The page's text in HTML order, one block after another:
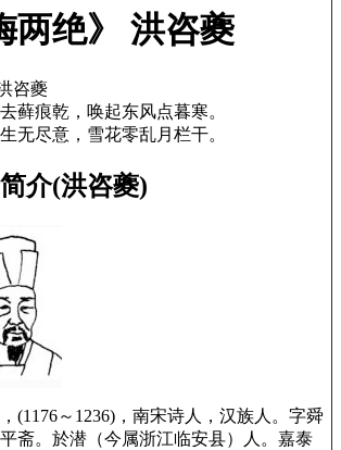
两绝》 洪咨夔
咨夔
藓痕乾，唤起东风点暮寒。
无尽意，雪花零乱月栏干。
介(洪咨夔)
(1176～1236)，南宋诗人，汉族人。字舜
斋。於潜（今属浙江临安县）人。嘉泰